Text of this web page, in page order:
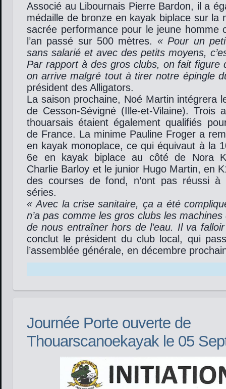
Associé au Libournais Pierre Bardon, il a
médaille de bronze en kayak biplace sur la
sacrée performance pour le jeune homme
l’an passé sur 500 mètres. « Pour un
sans salarié et avec des petits moyens,
Par rapport à des gros clubs, on fait figure
on arrive malgré tout à tirer notre épingle
président des Alligators.
La saison prochaine, Noé Martin intégrera
de Cesson-Sévigné (Ille-et-Vilaine). Trois
thouarsais étaient également qualifiés
de France. La minime Pauline Froger a
en kayak monoplace, ce qui équivaut à la
6e en kayak biplace au côté de Nora
Charlie Barloy et le junior Hugo Martin, en
des courses de fond, n’ont pas réussi
séries.
« Avec la crise sanitaire, ça a été
n’a pas comme les gros clubs les
de nous entraîner hors de l’eau. Il va falloir
conclut le président du club local, qui
l’assemblée générale, en décembre
Journée Porte ouverte de
Thouarscanoekayak le 05